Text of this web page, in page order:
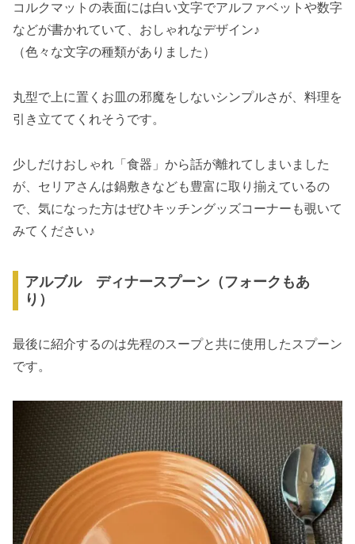
コルクマットの表面には白い文字でアルファベットや数字
などが書かれていて、おしゃれなデザイン♪
（色々な文字の種類がありました）
丸型で上に置くお皿の邪魔をしないシンプルさが、料理を
引き立ててくれそうです。
少しだけおしゃれ「食器」から話が離れてしまいました
が、セリアさんは鍋敷きなども豊富に取り揃えているの
で、気になった方はぜひキッチングッズコーナーも覗いて
みてください♪
アルブル ディナースプーン（フォークもあ
り）
最後に紹介するのは先程のスープと共に使用したスプーン
です。